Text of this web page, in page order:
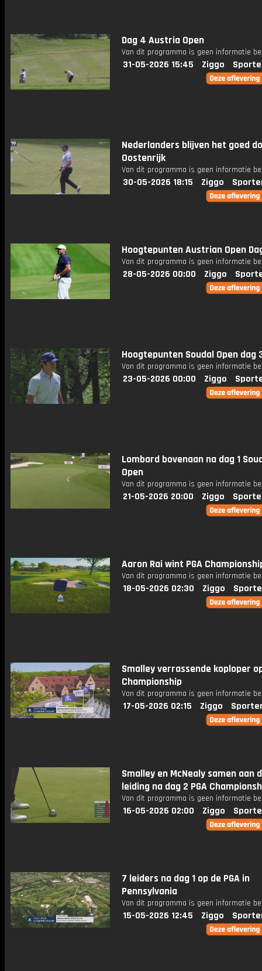
Dag 4 Austria Open
Van dit programma is geen informatie
31-05-2026 15:45 Ziggo
Nederlanders blijven het goed
Oostenrijk
Van dit programma is geen informatie
30-05-2026 18:15 Ziggo
Hoogtepunten Austrian Open
Van dit programma is geen informatie
28-05-2026 00:00 Ziggo
Hoogtepunten Soudal Open dag
Van dit programma is geen informatie
23-05-2026 00:00 Ziggo
Lombard bovenaan na dag 1
Open
Van dit programma is geen informatie
21-05-2026 20:00 Ziggo
Aaron Rai wint PGA
Van dit programma is geen informatie
18-05-2026 02:30 Ziggo
Smalley verrassende koploper
Championship
Van dit programma is geen informatie
17-05-2026 02:15 Ziggo
Smalley en McNealy samen aan
leiding na dag 2 PGA
Van dit programma is geen informatie
16-05-2026 02:00 Ziggo
7 leiders na dag 1 op de PGA in
Pennsylvania
Van dit programma is geen informatie
15-05-2026 12:45 Ziggo